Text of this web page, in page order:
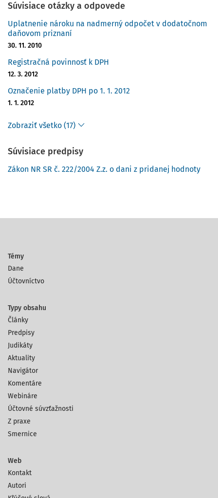
Súvisiace otázky a odpovede
Uplatnenie nároku na nadmerný odpočet v dodatočnom
daňovom priznaní
30. 11. 2010
Registračná povinnosť k DPH
12. 3. 2012
Označenie platby DPH po 1. 1. 2012
1. 1. 2012
Zobraziť všetko (17)
Súvisiace predpisy
Zákon NR SR č. 222/2004 Z.z. o dani z pridanej hodnoty
Témy
Dane
Účtovníctvo
Typy obsahu
Články
Predpisy
Judikáty
Aktuality
Navigátor
Komentáre
Webináre
Účtovné súvzťažnosti
Z praxe
Smernice
Web
Kontakt
Autori